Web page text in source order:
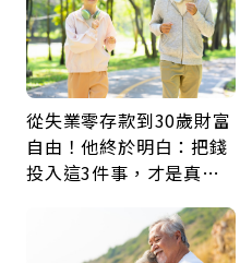
從失業零存款到30歲財富
自由！他終於明白：把錢
投入這3件事，才是真正